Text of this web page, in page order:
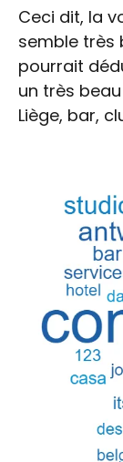
Ceci dit, la
semble très
pourrait
un très
Liège, bar,